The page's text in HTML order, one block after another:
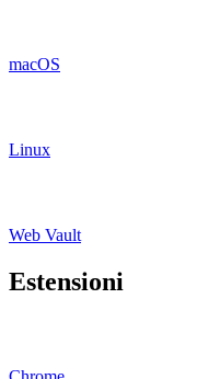
macOS
Linux
Web Vault
Estensioni